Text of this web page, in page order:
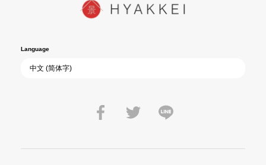
Language